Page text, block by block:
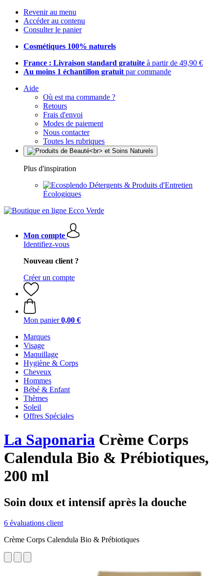
Revenir au menu
Accéder au contenu
Consulter le panier
Cosmétiques 100% naturels
France : Livraison standard gratuite à partir de 49,90 €
Au moins 1 échantillon gratuit par commande
Aide
Où est ma commande ?
Retours
Frais d'envoi
Modes de paiement
Nous contacter
Toutes les rubriques
Plus d'inspiration
Détergents & Produits d'Entretien
Écologiques
Mon compte
Identifiez-vous
Nouveau client ?
Créer un compte
Mon panier 0,00 €
Marques
Visage
Maquillage
Hygiène & Corps
Cheveux
Hommes
Bébé & Enfant
Thèmes
Soleil
Offres Spéciales
La Saponaria Crème Corps
Calendula Bio & Prébiotiques,
200 ml
Soin doux et intensif après la douche
6 évaluations client
Crème Corps Calendula Bio & Prébiotiques